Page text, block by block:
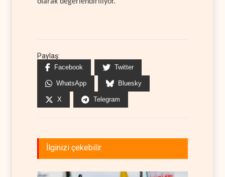
Paylaş:
Facebook Twitter
WhatsApp Bluesky
X Telegram
İlginizi çekebilir